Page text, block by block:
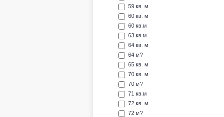
59 кв. м
60 кв. м
60 кв.м
63 кв.м
64 кв. м
64 м?
65 кв. м
70 кв. м
70 м?
71 кв.м
72 кв. м
72 м?